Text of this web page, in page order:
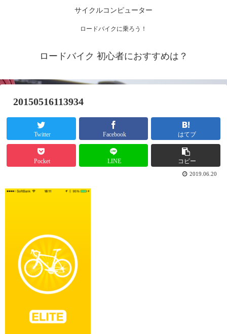
ロードバイクに乗ろう！
ロードバイク 初心者におすすめは？
サイクルコンピューター
20150516113934
Twitter Facebook はてブ
Pocket LINE コピー
2019.06.20